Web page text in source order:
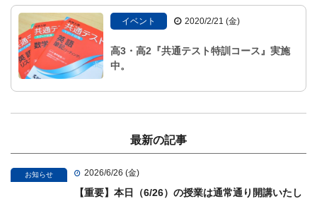
イベント 2020/2/21 (金)
高3・高2『共通テスト特訓コース』実施
中。
最新の記事
お知らせ 2026/6/26 (金)
【重要】本日（6/26）の授業は通常通り開講いたし